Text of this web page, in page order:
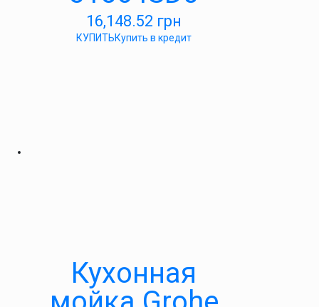
16,148.52 грн
КУПИТЬКупить в кредит
Кухонная